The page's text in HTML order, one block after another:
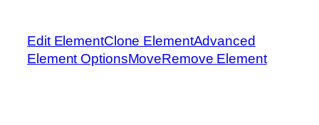
Edit ElementClone ElementAdvanced
Element OptionsMoveRemove Element